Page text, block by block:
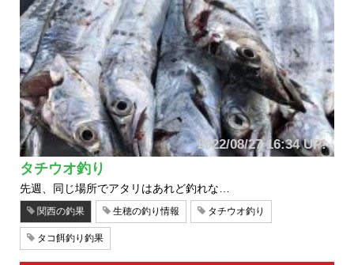
2022/08/27 16:34 UP!
タチウオ釣り
先週、同じ場所でアタリはあれど釣れな…
関西の釣果 生穂の釣り情報 タチウオ釣り
タコ餌釣り釣果